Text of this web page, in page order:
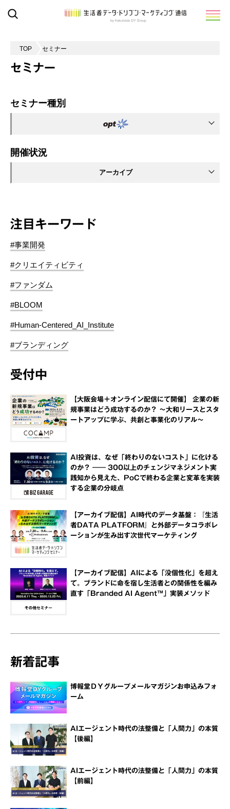
TOP セミナー
セミナー
セミナー種別
開催状況
アーカイブ
注目キーワード
#事業開発
#クリエイティビティ
#ファンダム
#BLOOM
#Human-Centered_AI_Institute
#ブランディング
受付中
【大阪会場＋オンライン配信にて開催】 企業の新
規事業はどう成功するのか？ ～大和リースとスタ
ートアップに学ぶ、共創と事業化のリアル～
AI投資は、なぜ「終わりのないコスト」に化ける
のか？ ―― 300以上のチェンジマネジメント実
践知から見えた、PoCで終わる企業と変革を実装
する企業の分岐点
【アーカイブ配信】AI時代のデータ基盤：『生活
者DATA PLATFORM』と外部データコラボレ
ーションが生み出す次世代マーケティング
【アーカイブ配信】AIによる「没個性化」を超え
て。ブランドに命を宿し生活者との関係性を編み
直す「Branded AI Agent™」実装メソッド
新着記事
博報堂ＤＹグループメールマガジンお申込みフォ
ーム
AIエージェント時代の法整備と「人間力」の本質
【後編】
AIエージェント時代の法整備と「人間力」の本質
【前編】